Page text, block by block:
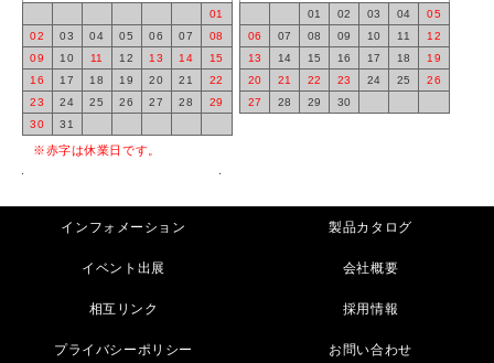
01
02
03 04 05 06 07
08
09
10 11 12 13 14
15
16
17 18 19 20 21
22
23
24 25 26 27 28
29
30
31
01
02 03 04
05
06
07 08 09 10 11
12
13
14 15 16 17 18
19
20
21 22 23 24 25
26
27
28 29 30
※赤字は休業日です。
インフォメーション 製品カタログ
イベント出展 会社概要
相互リンク 採用情報
プライバシーポリシー お問い合わせ